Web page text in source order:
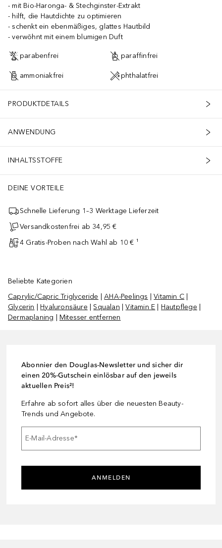
mit Bio-Haronga- & Stechginster-Extrakt
hilft, die Hautdichte zu optimieren
schenkt ein ebenmäßiges, glattes Hautbild
verwöhnt mit einem blumigen Duft
parabenfrei paraffinfrei
ammoniakfrei phthalatfrei
PRODUKTDETAILS
ANWENDUNG
INHALTSSTOFFE
DEINE VORTEILE
Schnelle Lieferung 1–3 Werktage Lieferzeit
Versandkostenfrei ab 34,95 €
4 Gratis-Proben nach Wahl ab 10 € ¹
Beliebte Kategorien
Caprylic/Capric Triglyceride |AHA-Peelings |Vitamin C
Glycerin |Hyaluronsäure |Squalan |Vitamin E Hautpflege
Dermaplaning |Mitesser entfernen
Abonnier den Douglas-Newsletter und sicher dir
einen 20%-Gutschein einlösbar auf den jeweils
aktuellen Preis²!
Erfahre ab sofort alles über die neuesten Beauty-
Trends und Angebote.
E-Mail-Adresse*
ANMELDEN